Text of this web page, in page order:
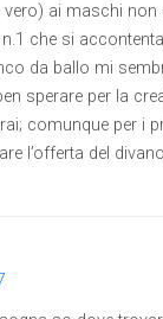
ai maschi non
che si
da ballo mi
sperare per la
comunque per i
l’offerta del